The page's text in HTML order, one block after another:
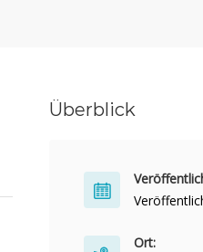
Überblick
Ort: